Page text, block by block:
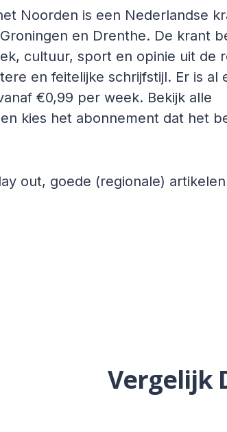
Noorden is een Nederlandse
en Drenthe. De krant
cultuur, sport en opinie uit de
en feitelijke schrijfstijl. Er is al
€0,99 per week. Bekijk alle
kies het abonnement dat het
out, goede (regionale)
Vergelijk